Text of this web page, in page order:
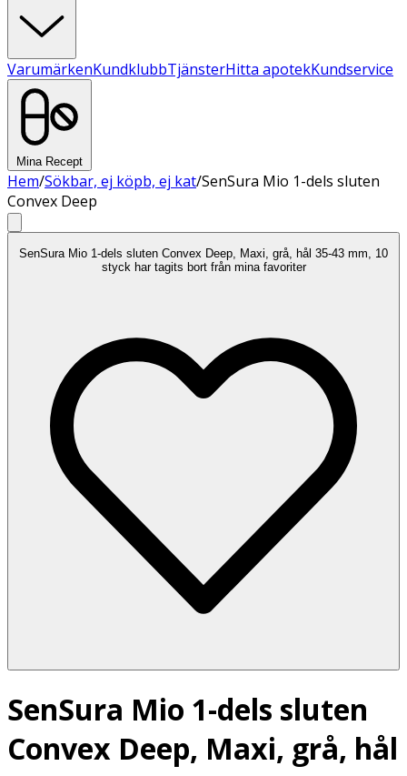
VarumärkenKundklubbTjänsterHitta apotekKundservice
Mina Recept
Hem/Sökbar, ej köpb, ej kat/SenSura Mio 1-dels sluten
Convex Deep
SenSura Mio 1-dels sluten Convex Deep, Maxi, grå, hål 35-43 mm, 10
styck har tagits bort från mina favoriter
SenSura Mio 1-dels sluten
Convex Deep, Maxi, grå, hål